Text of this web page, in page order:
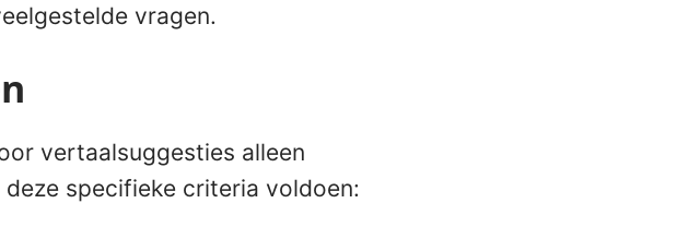
vragen.
vertaalsuggesties alleen
specifieke criteria voldoen: